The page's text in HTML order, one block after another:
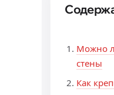
Можно
стены
Как